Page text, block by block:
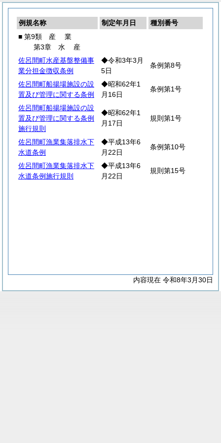
例規名称 制定年月日
種別番号
■ 第9類 産 業
第3章 水 産
佐呂間町水産基盤整備事
業分担金徴収条例
◆令和3年3月
5日
条例第8号
佐呂間町船揚場施設の設
置及び管理に関する条例
◆昭和62年1
月16日
条例第1号
佐呂間町船揚場施設の設
置及び管理に関する条例
施行規則
◆昭和62年1
月17日
規則第1号
佐呂間町漁業集落排水下
水道条例
◆平成13年6
月22日
条例第10号
佐呂間町漁業集落排水下
水道条例施行規則
◆平成13年6
月22日
規則第15号
内容現在 令和8年3月30日